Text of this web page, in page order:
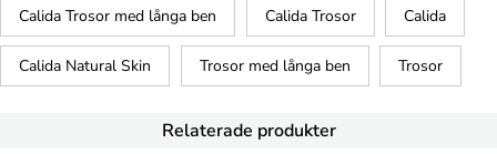
Calida Trosor med långa ben Calida Trosor Calida
Calida Natural Skin Trosor med långa ben Trosor
Relaterade produkter